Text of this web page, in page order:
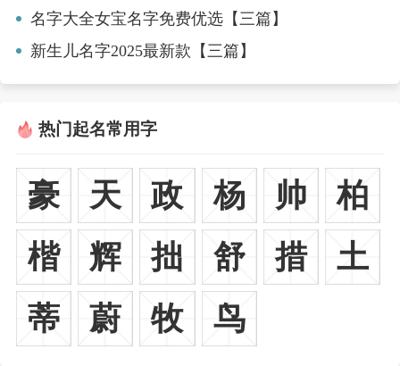
名字大全女宝名字免费优选【三篇】
新生儿名字2025最新款【三篇】
热门起名常用字
豪 天 政 杨 帅
柏
楷
辉 拙 舒 措
土
蒂
蔚 牧 鸟